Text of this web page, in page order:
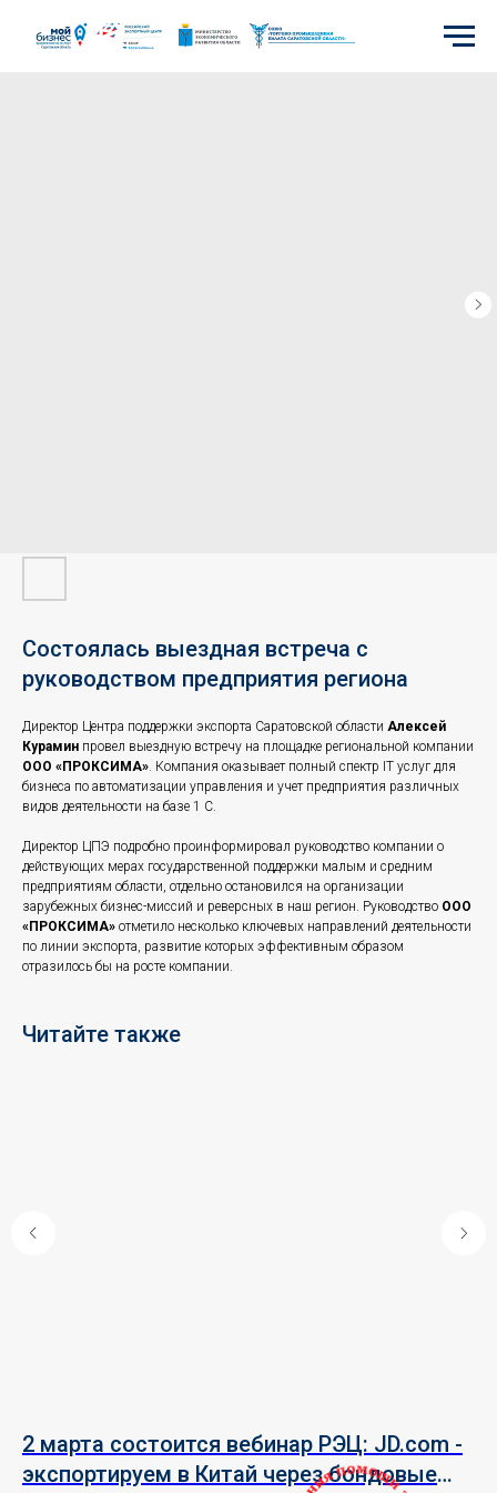
Состоялась выездная встреча с
руководством предприятия региона
Директор Центра поддержки экспорта Саратовской области Алексей
Курамин провел выездную встречу на площадке региональной компании
ООО «ПРОКСИМА». Компания оказывает полный спектр IT услуг для
бизнеса по автоматизации управления и учет предприятия различных
видов деятельности на базе 1 С.
Директор ЦПЭ подробно проинформировал руководство компании о
действующих мерах государственной поддержки малым и средним
предприятиям области, отдельно остановился на организации
зарубежных бизнес-миссий и реверсных в наш регион. Руководство ООО
«ПРОКСИМА» отметило несколько ключевых направлений деятельности
по линии экспорта, развитие которых эффективным образом
отразилось бы на росте компании.
Читайте также
2 марта состоится вебинар РЭЦ: JD.com -
экспортируем в Китай через бондовые